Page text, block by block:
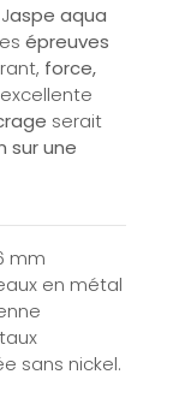
aspe aqua
épreuves
force,
serait
sur une
mm
en métal
sans nickel.